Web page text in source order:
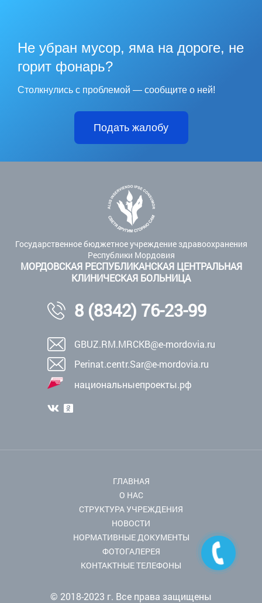
Не убран мусор, яма на дороге, не
горит фонарь?
Столкнулись с проблемой — сообщите о ней!
Подать жалобу
Государственное бюджетное учреждение здравоохранения
Республики Мордовия
МОРДОВСКАЯ РЕСПУБЛИКАНСКАЯ ЦЕНТРАЛЬНАЯ
КЛИНИЧЕСКАЯ БОЛЬНИЦА
8 (8342) 76-23-99
GBUZ.RM.MRCKB@e-mordovia.ru
Perinat.centr.Sar@e-mordovia.ru
национальныепроекты.рф
ГЛАВНАЯ
О НАС
СТРУКТУРА УЧРЕЖДЕНИЯ
НОВОСТИ
НОРМАТИВНЫЕ ДОКУМЕНТЫ
ФОТОГАЛЕРЕЯ
КОНТАКТНЫЕ ТЕЛЕФОНЫ
© 2018-2023 г. Все права защищены